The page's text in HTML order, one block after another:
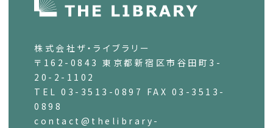
株式会社ザ・ライブラリー
〒162-0843 東京都新宿区市谷田町3-
20-2-1102
TEL 03-3513-0897 FAX 03-3513-
0898
contact@thelibrary-